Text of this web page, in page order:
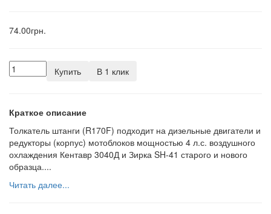
74.00грн.
Купить В 1 клик
Краткое описание
Толкатель штанги (R170F) подходит на дизельные двигатели и
редукторы (корпус) мотоблоков мощностью 4 л.с. воздушного
охлаждения Кентавр 3040Д и Зирка SH-41 старого и нового
образца....
Читать далее...